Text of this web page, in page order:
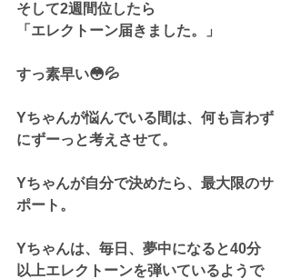
そして2週間位したら
「エレクトーン届きました。」
すっ素早い😳💦
Yちゃんが悩んでいる間は、何も言わず
にずーっと考えさせて。
Yちゃんが自分で決めたら、最大限のサ
ポート。
Yちゃんは、毎日、夢中になると40分
以上エレクトーンを弾いているようで